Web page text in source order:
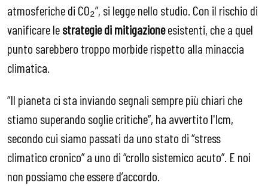
atmosferiche di CO₂”, si legge nello studio. Con il rischio di
vanificare lestrategie di mitigazioneesistenti, che a quel
punto sarebbero troppo morbide rispetto alla minaccia
climatica.
“Il pianeta ci sta inviando segnali sempre più chiari che
stiamo superando soglie critiche”, ha avvertito l'Icm,
secondo cui siamo passati da uno stato di “stress
climatico cronico” a uno di “crollo sistemico acuto”. E noi
non possiamo che essere d’accordo.